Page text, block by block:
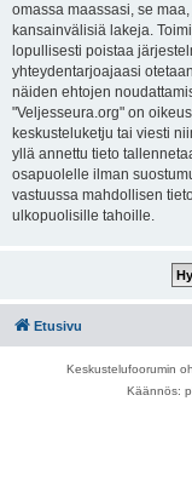
omassa maassasi, se
kansainvälisiä lakeja.
lopullisesti poistaa
yhteydentarjoajaasi
näiden ehtojen
"Veljesseura.org" on
keskusteluketju tai viesti
yllä annettu tieto
osapuolelle ilman
vastuussa mahdollisen
ulkopuolisille tahoille.
Etusivu
Keskustelufoorumin
Käännös: